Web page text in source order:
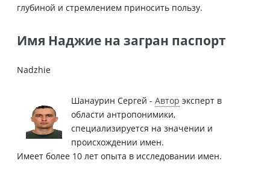
глубиной и стремлением приносить пользу.
Имя Наджие на загран паспорт
Nadzhie
Шанаурин Сергей - Автор эксперт в
области антропонимики,
специализируется на значении и
происхождении имен.
Имеет более 10 лет опыта в исследовании имен.